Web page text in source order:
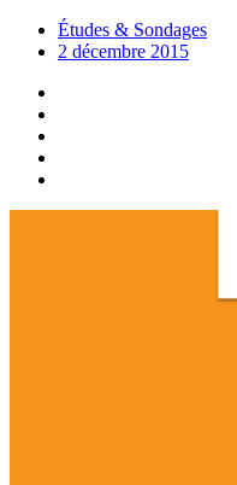
Études & Sondages
2 décembre 2015